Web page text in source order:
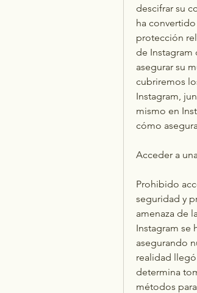
descifrar su
ha
protección
de Instagram
asegurar su
cubriremos
Instagram,
mismo en
cómo
Acceder a
Prohibido
seguridad y
amenaza de
Instagram se
asegurando
realidad
determina
métodos